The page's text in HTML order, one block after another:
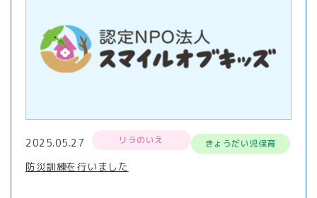
2025.05.27 リラのいえ きょうだい児保育
防災訓練を行いました